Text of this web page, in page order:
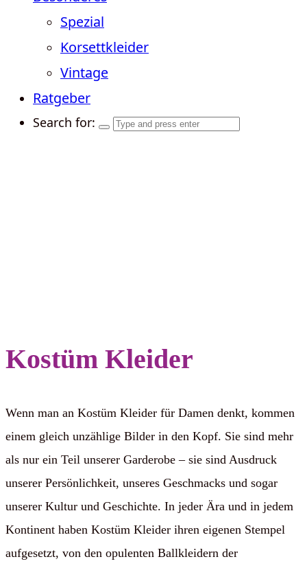
Spezial
Korsettkleider
Vintage
Ratgeber
Search for:
Kostüm Kleider
Wenn man an Kostüm Kleider für Damen denkt, kommen
einem gleich unzählige Bilder in den Kopf. Sie sind mehr
als nur ein Teil unserer Garderobe – sie sind Ausdruck
unserer Persönlichkeit, unseres Geschmacks und sogar
unserer Kultur und Geschichte. In jeder Ära und in jedem
Kontinent haben Kostüm Kleider ihren eigenen Stempel
aufgesetzt, von den opulenten Ballkleidern der